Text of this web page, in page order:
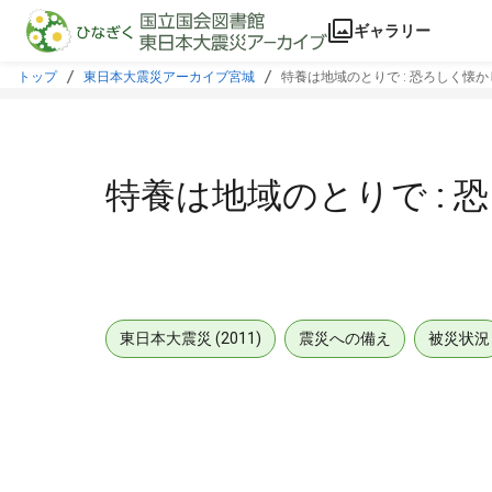
本文に飛ぶ
ギャラリー
トップ 東日本大震災アーカイブ宮城 特養は地域のとりで : 恐ろしく懐
特養は地域のとりで :
東日本大震災 (2011) 震災への備え 被災状況